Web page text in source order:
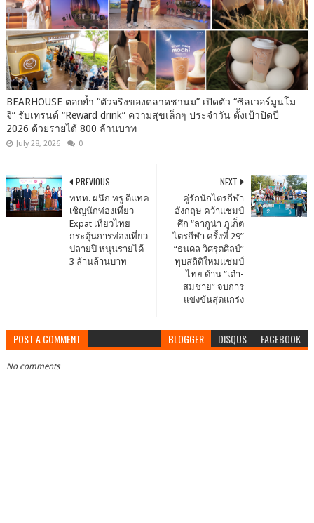
BEARHOUSE ตอกย้ำ “ตัวจริงของตลาดชานม” เปิดตัว “ซิลเวอร์มูนโม
จิ” รับเทรนด์ “Reward drink” ความสุขเล็กๆ ประจำวัน ตั้งเป้าปิดปี
2026 ด้วยรายได้ 800 ล้านบาท
July 28, 2026 0
NEXT
คู่รักนักไตรกีฬา
อังกฤษ คว้าแชมป์
ศึก “ลากูน่า ภูเก็ต
ไตรกีฬา ครั้งที่ 29”
“ธนดล วิศรุตศิลป์”
ทุบสถิติใหม่แชมป์
ไทย ด้าน “เต๋า-
สมชาย” จบการ
แข่งขันสุดแกร่ง
PREVIOUS
ททท. ผนึก ทรู ดีแทค
เชิญนักท่องเที่ยว
Expat เที่ยวไทย
กระตุ้นการท่องเที่ยว
ปลายปี หนุนรายได้
3 ล้านล้านบาท
POST A COMMENT BLOGGER DISQUS FACEBOOK
No comments